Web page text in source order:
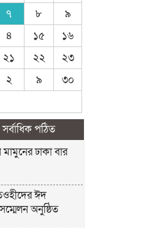
৭ ৮
৯
৪ ১৫
১৬
২১ ২২
২৩
২ ৯
৩০
সর্বাধিক পঠিত
ঢাকা বার
ঈদ
অনুষ্ঠিত